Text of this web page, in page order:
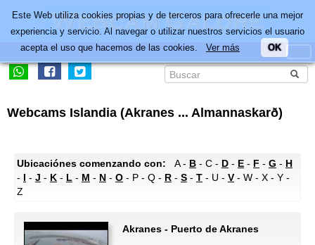
Webcams Islandia (Akranes ... Almannaskarð)
Ubicaciónes comenzando con: A - B - C - D - E - F - G - H
- I - J - K - L - M - N - O - P - Q - R - S - T - U - V- W - X - Y -
Z
Akranes - Puerto de Akranes
Este Web utiliza cookies propias y de terceros para ofrecerle una mejor
experiencia y servicio. Al navegar o utilizar nuestros servicios el usuario
acepta el uso que hacemos de las cookies. Ver más OK